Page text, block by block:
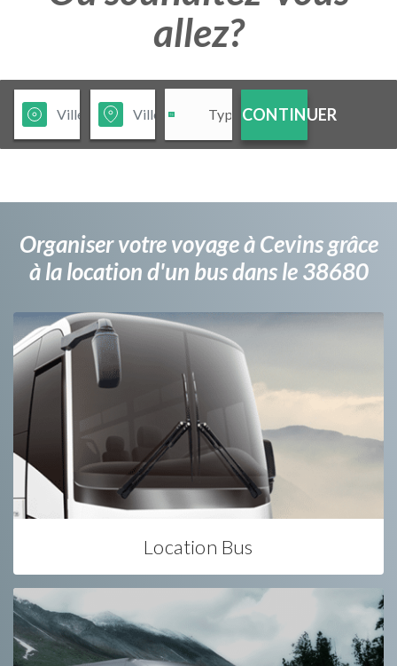
allez?
CONTINUER
Organiser votre voyage à Cevins grâce
à la location d'un bus dans le 38680
Location Bus